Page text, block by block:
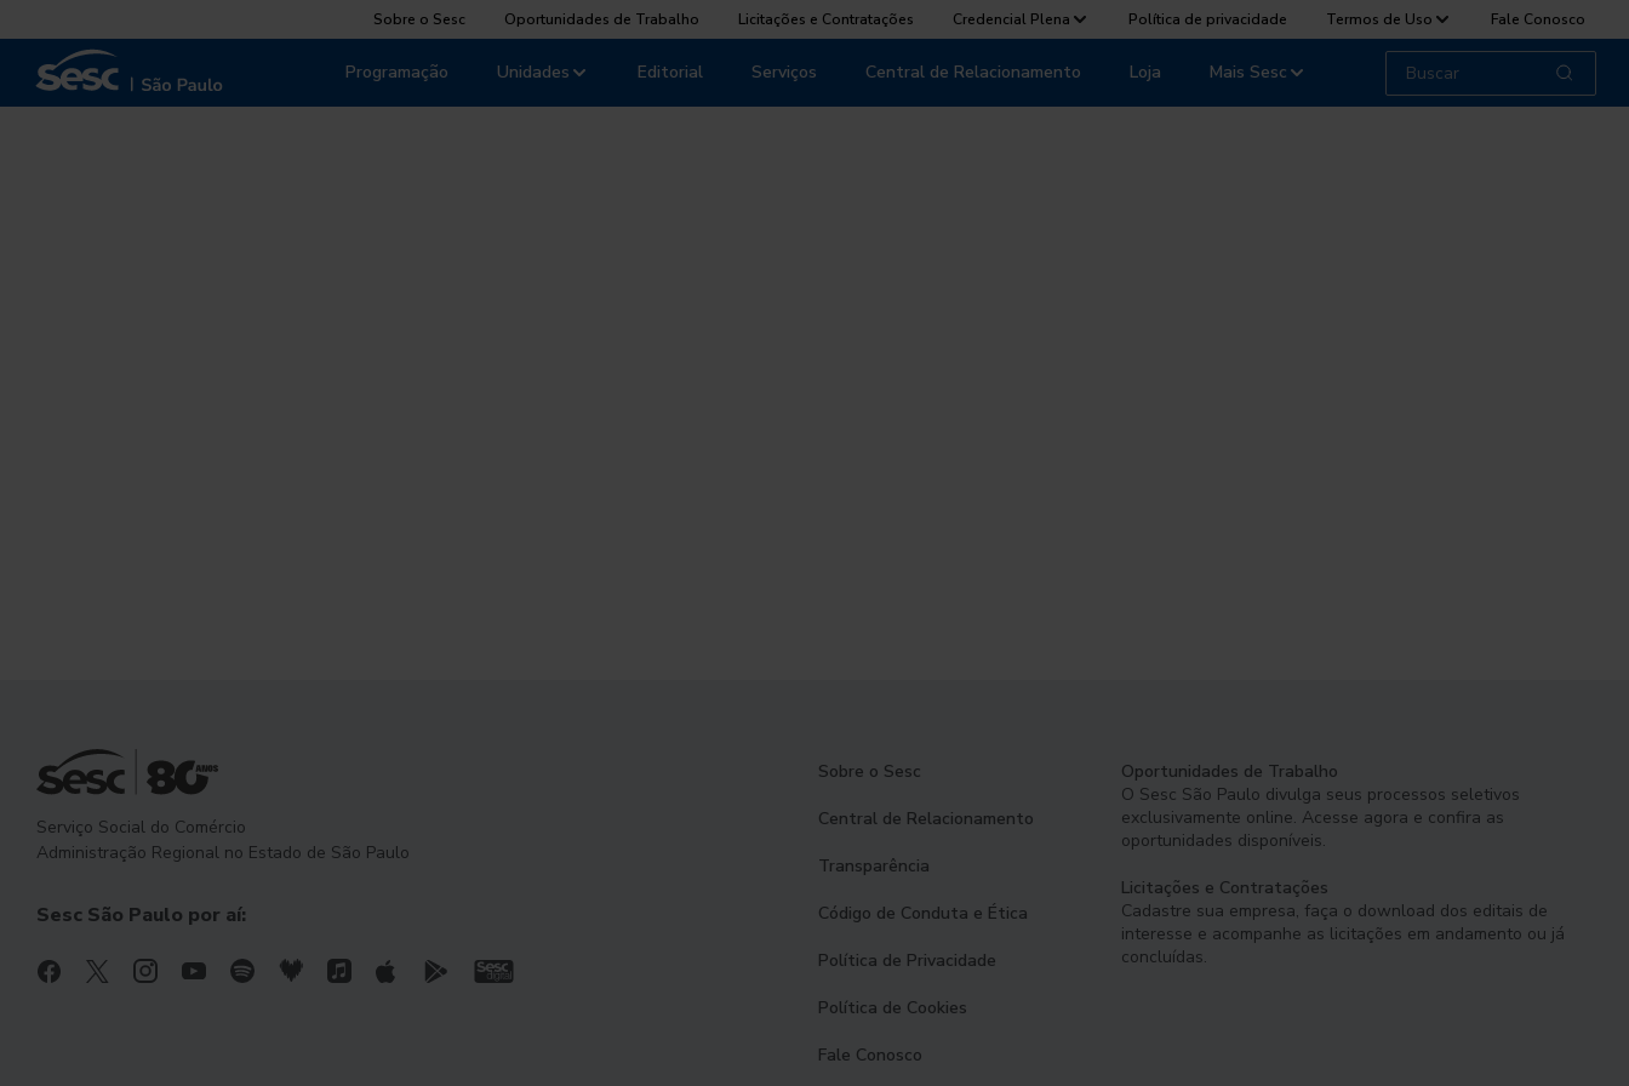
Sobre o Sesc Oportunidades de Trabalho Licitações e Contratações Credencial Plena Política de privacidade Termos de Uso Fale Conosco
Unidades
Programação Editorial Serviços Central de Relacionamento Loja Mais Sesc
Serviço Social do Comércio
Administração Regional no Estado de São Paulo
Sesc São Paulo por aí:
Sobre o Sesc
Central de Relacionamento
Transparência
Código de Conduta e Ética
Política de Privacidade
Política de Cookies
Fale Conosco
Oportunidades de Trabalho
O Sesc São Paulo divulga seus processos seletivos
exclusivamente online. Acesse agora e confira as
oportunidades disponíveis.
Licitações e Contratações
Cadastre sua empresa, faça o download dos editais de
interesse e acompanhe as licitações em andamento ou já
concluídas.